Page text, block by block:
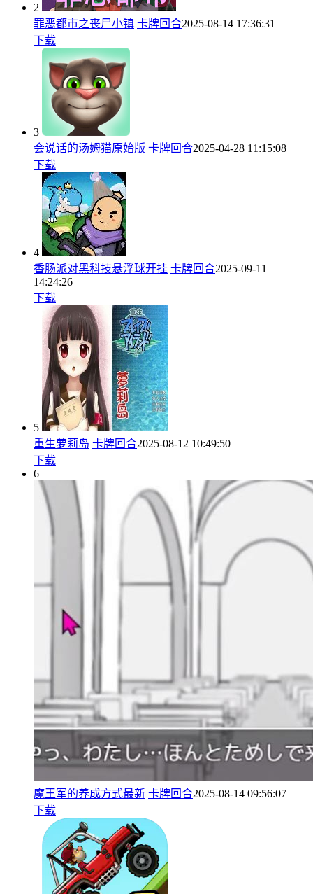
2
罪恶都市之丧尸小镇 卡牌回合2025-08-14 17:36:31
下载
3
会说话的汤姆猫原始版 卡牌回合2025-04-28 11:15:08
下载
4
香肠派对黑科技悬浮球开挂 卡牌回合2025-09-11
14:24:26
下载
5
重生萝莉岛 卡牌回合2025-08-12 10:49:50
下载
6
魔王军的养成方式最新 卡牌回合2025-08-14 09:56:07
下载